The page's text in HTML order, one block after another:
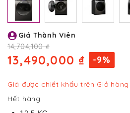
đến
phần
đầu
của
viện
ảnh
Giá Thành Viên
14,704,100 ₫
13,490,000 ₫ -9%
Giá được chiết khấu trên Giỏ
Hết hàng